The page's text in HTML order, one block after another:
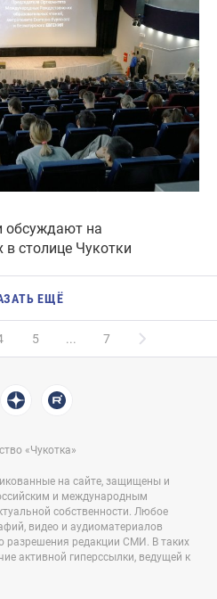
обсуждают на
в столице Чукотки
ЕЩЁ
5 ... 7
«Чукотка»
на сайте, защищены и
и международным
собственности. Любое
видео и аудиоматериалов
разрешения редакции СМИ. В таких
активной гиперссылки, ведущей к